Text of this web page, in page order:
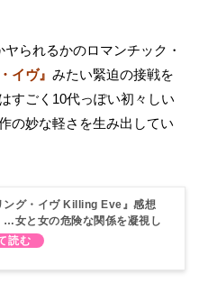
られるかのロマンチック・
イヴ』 みたい緊迫の接戦を
すごく10代っぽい初々しい
の妙な軽さを生み出してい
ング・イヴ Killing Eve』感想
…女と女の危険な関係を凝視し